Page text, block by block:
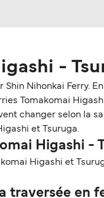
-
Nihonkai Ferry.
Tomakomai
changer selon la
et Tsuruga.
Higashi -
Higashi et
traversée en